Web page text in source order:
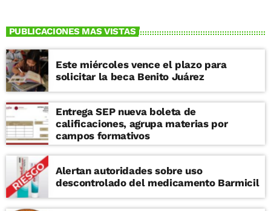
PUBLICACIONES MAS VISTAS
Este miércoles vence el plazo para
solicitar la beca Benito Juárez
Entrega SEP nueva boleta de
calificaciones, agrupa materias por
campos formativos
Alertan autoridades sobre uso
descontrolado del medicamento Barmicil